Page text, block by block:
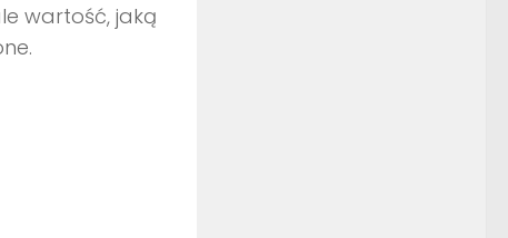
wartość, jaką